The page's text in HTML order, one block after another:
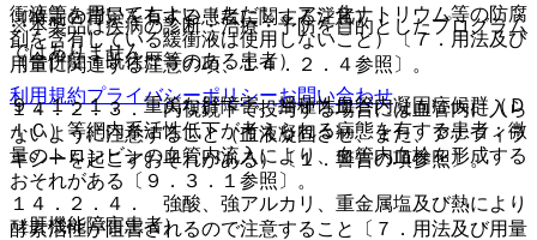
衝液等を用いてもよい（ただし、アジ化ナトリウム等の防腐
剤を含有している緩衝液は使用しないこと）〔７．用法及び
用量に関連する注意の項、１４．２．４参照〕。
１４．２．３． 内視鏡下で投与する場合には血管内に入ら
ないように注意すること（血液凝固させ、また、アナフィラ
キシーを起こすおそれがある）〔１．警告の項参照〕。
１４．２．４． 強酸、強アルカリ、重金属塩及び熱により
酵素活性が阻害されるので注意すること〔７．用法及び用量
（特定の背景を有する患者に関する注意）
（合併症・既往歴等のある患者）
９．１．１． 重篤な肝障害、播種性血管内凝固症候群（Ｄ
ＩＣ）等網内系活性低下が考えられる病態を有する患者：微
量のトロンビンの血管内流入により、血管内血栓を形成する
おそれがある〔９．３．１参照〕。
（肝機能障害患者）
※本製品は疾病の診断・治療・予防を目的としたプログラム
ではありません。
利用規約プライバシーポリシーお問い合わせ